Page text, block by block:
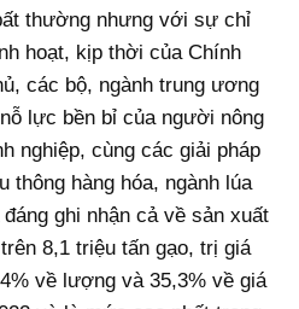
thường nhưng với sự chỉ
hoạt, kịp thời của Chính
các bộ, ngành trung ương
lực bền bỉ của người nông
nghiệp, cùng các giải pháp
hàng hóa, ngành lúa
ghi nhận cả về sản xuất
8,1 triệu tấn gạo, trị giá
về lượng và 35,3% về giá